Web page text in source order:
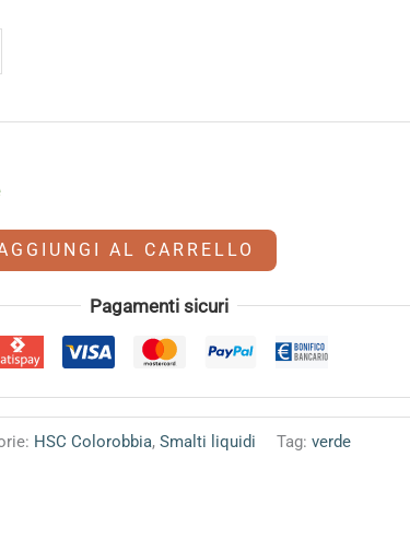
€.
AL CARRELLO
Pagamenti sicuri
HSC Colorobbia,Smalti liquidi Tag:verde